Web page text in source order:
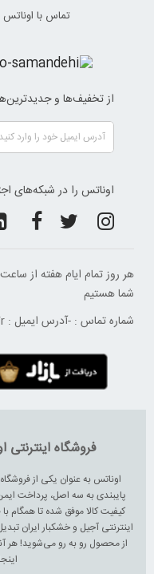
تماس با اوناتس
از تخفیف‌ها و
اوناتس را در شبکه‌های
شما هستیم
شماره تماس : -آدرس ایمیل :
فروشگاه
اوناتس به عنوان یکی از
کیفیت کالا موفق شده تا همگام
اینترنتی آجیل و خشکبار ایران
از محصول رو به رو می‌شوید! هر